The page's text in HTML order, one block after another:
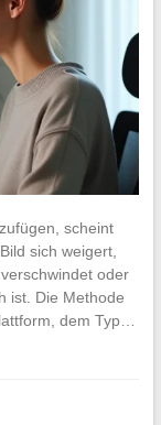
scheint
sich weigert,
oder
ist. Die Methode
dem Typ…